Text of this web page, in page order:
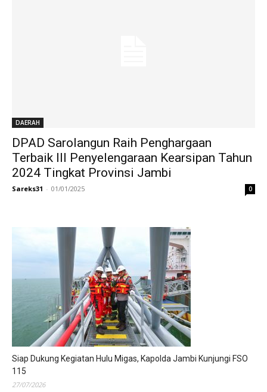
DAERAH
DPAD Sarolangun Raih Penghargaan
Terbaik III Penyelengaraan Kearsipan Tahun
2024 Tingkat Provinsi Jambi
Sareks31 - 01/01/2025 0
Siap Dukung Kegiatan Hulu Migas, Kapolda Jambi Kunjungi FSO
115
27/07/2026